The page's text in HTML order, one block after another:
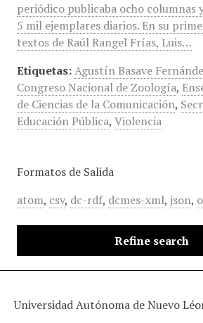
periódico publicaba ocho columnas
5 mil ejemplares diarios. En su
textos de Raúl Rangel Frías, Luis…
Etiquetas: Agustín Basave
Congreso Nacional de Zoología,
de Ciencias de la Comunicación,
Educación Pública, Violencia
Formatos de Salida
atom, csv, dc-rdf, dcmes-xml, json,
Refine search
Universidad Autónoma de Nuevo